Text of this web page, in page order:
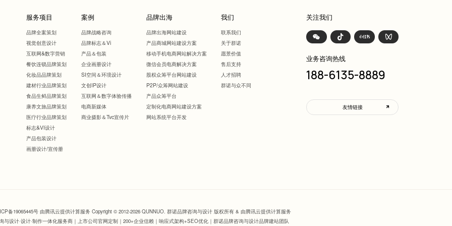
服务项目
品牌全案策划
视觉创意设计
互联网&数字营销
餐饮连锁品牌策划
化妆品品牌策划
建材行业品牌策划
食品生鲜品牌策划
康养文旅品牌策划
医疗行业品牌策划
标志&VI设计
产品包装设计
画册设计/宣传册
案例
品牌战略咨询
品牌标志＆Vi
产品＆包装
企业画册设计
SI空间＆环境设计
文创IP设计
互联网＆数字体验传播
电商新媒体
商业摄影＆Tvc宣传片
品牌出海
品牌出海网站建设
产品商城网站建设方案
移动手机电商网站解决方案
微信会员电商解决方案
股权众筹平台网站建设
P2P/众筹网站建设
产品众筹平台
定制化电商网站建设方案
网站系统平台开发
我们
联系我们
关于群诺
愿景价值
售后支持
人才招聘
群诺与众不同
关注我们
业务咨询热线
188-6135-8889
友情链接
备19065445号 由腾讯云提供计算服务 Copyright © 2012-2026 QUNNUO. 群诺品牌咨询与设计 版权所有 & 由腾讯云提供计算服务
与设计·设计·制作一体化服务商｜上市公司官网定制｜200+企业信赖｜响应式架构+SEO优化｜群诺品牌咨询与设计品牌建站团队